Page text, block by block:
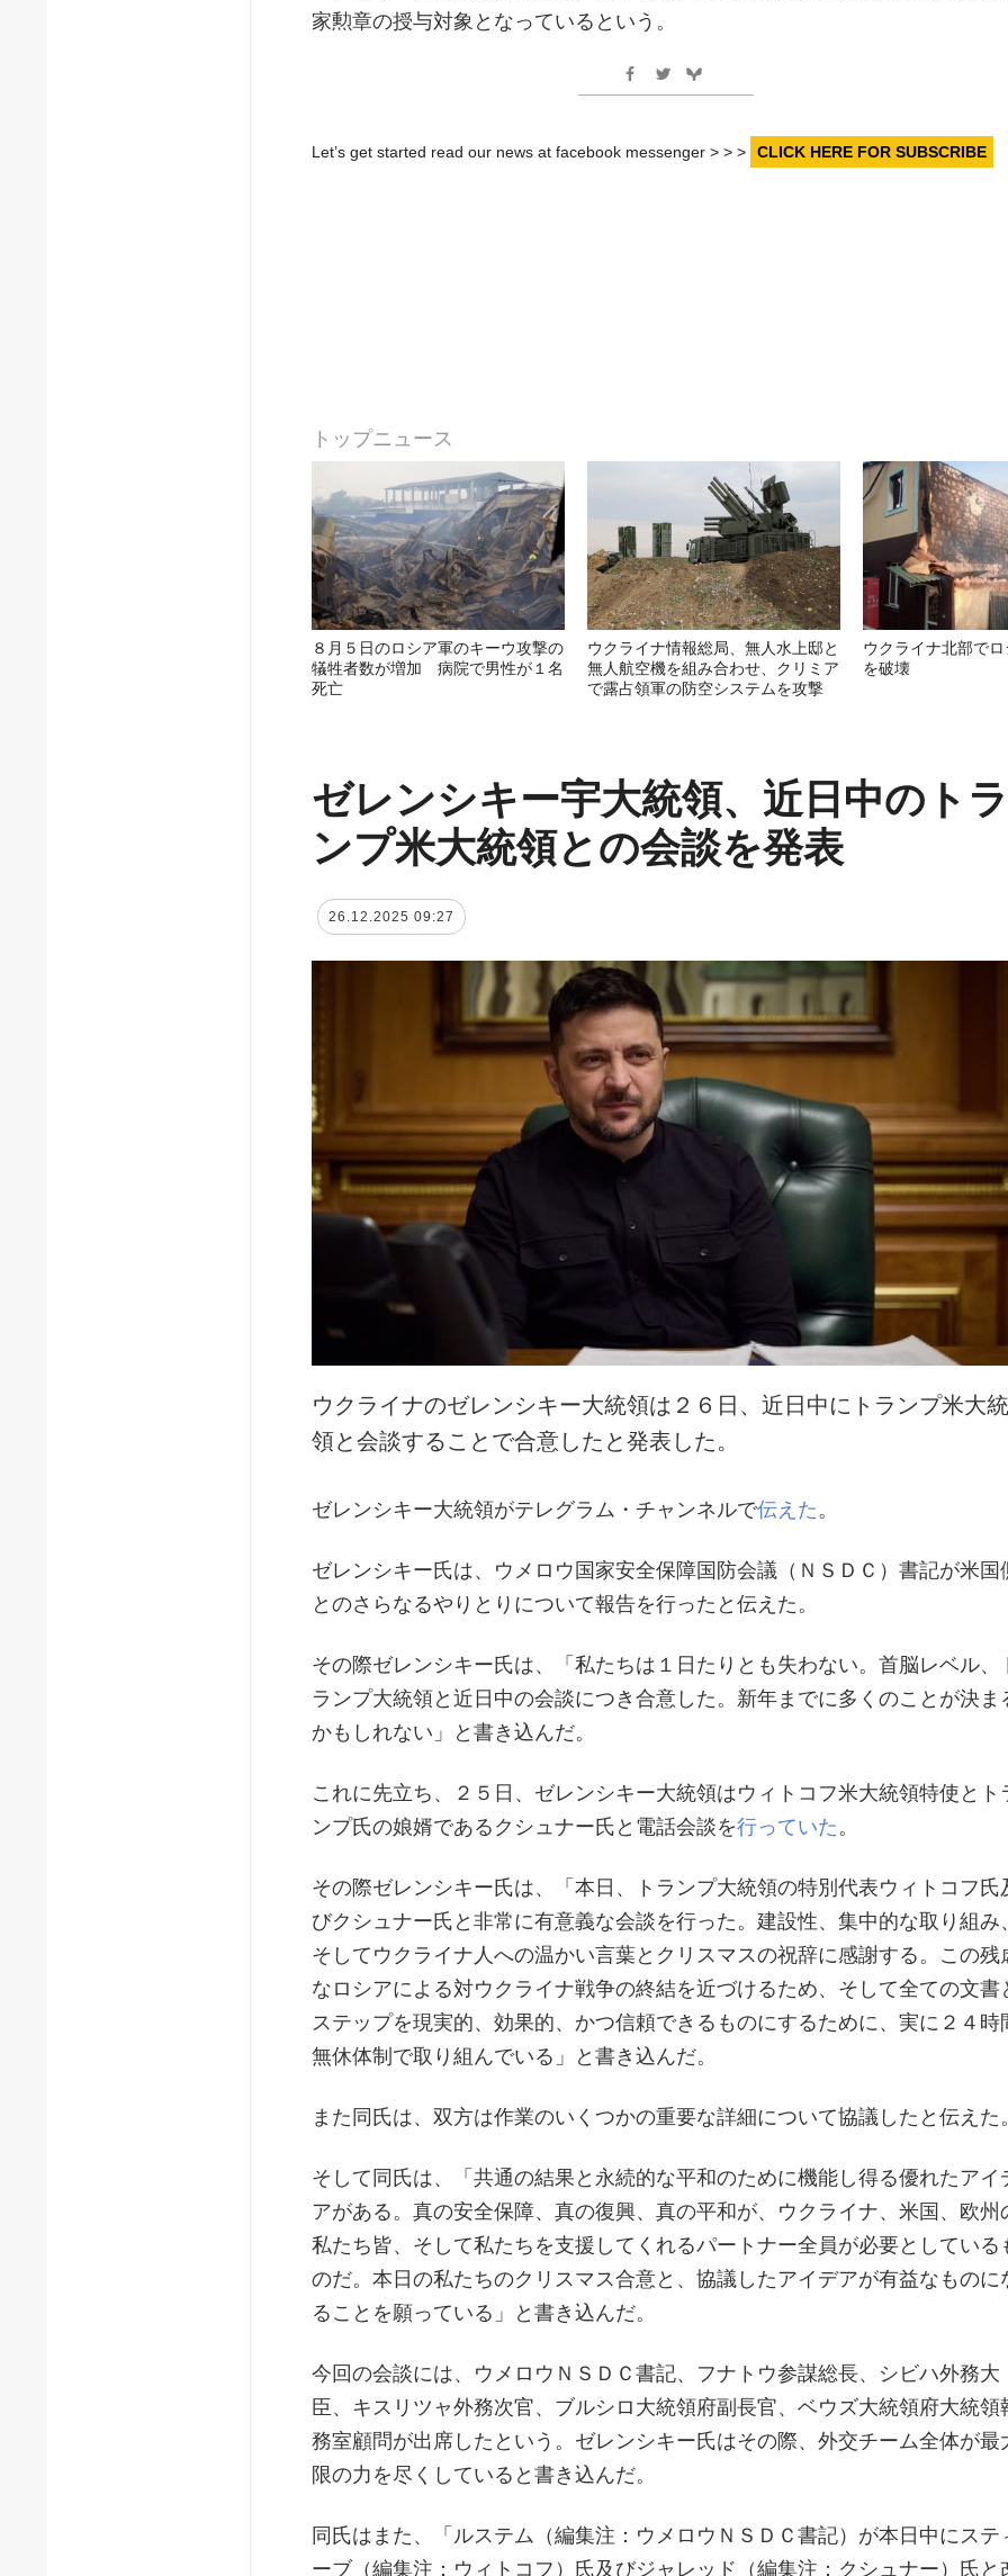
家勲章の授与対象となっているという。
Let’s get started read our news at facebook messenger > > > CLICK HERE FOR SUBSCRIBE
トップニュース
８月５日のロシア軍のキーウ攻撃の
犠牲者数が増加 病院で男性が１名
死亡
ウクライナ情報総局、無人水上邸と
無人航空機を組み合わせ、クリミア
で露占領軍の防空システムを攻撃
ウクライナ北部で
を破壊
ゼレンシキー宇大統領、近日中のトラ
ンプ米大統領との会談を発表
26.12.2025 09:27
ウクライナのゼレンシキー大統領は２６日、近日中にトランプ米大統
領と会談することで合意したと発表した。
ゼレンシキー大統領がテレグラム・チャンネルで伝えた 。
ゼレンシキー氏は、ウメロウ国家安全保障国防会議（ＮＳＤＣ）書記が米国
とのさらなるやりとりについて報告を行ったと伝えた。
その際ゼレンシキー氏は、「私たちは１日たりとも失わない。首脳レベル、
ランプ大統領と近日中の会談につき合意した。新年までに多くのことが決ま
かもしれない」と書き込んだ。
これに先立ち、２５日、ゼレンシキー大統領はウィトコフ米大統領特使とト
ンプ氏の娘婿であるクシュナー氏と電話会談を行っていた 。
その際ゼレンシキー氏は、「本日、トランプ大統領の特別代表ウィトコフ氏
びクシュナー氏と非常に有意義な会談を行った。建設性、集中的な取り組み
そしてウクライナ人への温かい言葉とクリスマスの祝辞に感謝する。この残
なロシアによる対ウクライナ戦争の終結を近づけるため、そして全ての文書
ステップを現実的、効果的、かつ信頼できるものにするために、実に２４時
無休体制で取り組んでいる」と書き込んだ。
また同氏は、双方は作業のいくつかの重要な詳細について協議したと伝えた
そして同氏は、「共通の結果と永続的な平和のために機能し得る優れたアイ
アがある。真の安全保障、真の復興、真の平和が、ウクライナ、米国、欧州
私たち皆、そして私たちを支援してくれるパートナー全員が必要としている
のだ。本日の私たちのクリスマス合意と、協議したアイデアが有益なものに
ることを願っている」と書き込んだ。
今回の会談には、ウメロウＮＳＤＣ書記、フナトウ参謀総長、シビハ外務大
臣、キスリツャ外務次官、ブルシロ大統領府副長官、ベウズ大統領府大統領
務室顧問が出席したという。ゼレンシキー氏はその際、外交チーム全体が最
限の力を尽くしていると書き込んだ。
同氏はまた、「ルステム（編集注：ウメロウＮＳＤＣ書記）が本日中にステ
ーブ（編集注：ウィトコフ）氏及びジャレッド（編集注：クシュナー）氏と